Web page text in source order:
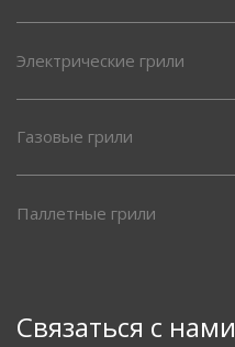
Электрические грили
Газовые грили
Паллетные грили
Связаться с нами